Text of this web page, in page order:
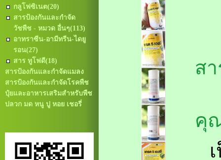
กลูโฟซิเนต(20)
สารป้องกันและกำจัด
วัชพืช - หมวด อื่นๆ(113)
อาทราซีน-อามีทรีน-ไดยู
รอน(27)
สาร ทูโฟดี(18)
สารป้องกันและกำจัดแมลง
สารป้องกันและกำจัดโรคพืช
ปุ๋ยและอาหารเสริมสำหรับพืช
ปลวก มด หนู ปู หอย เชอรี่
ส
คุ
เ